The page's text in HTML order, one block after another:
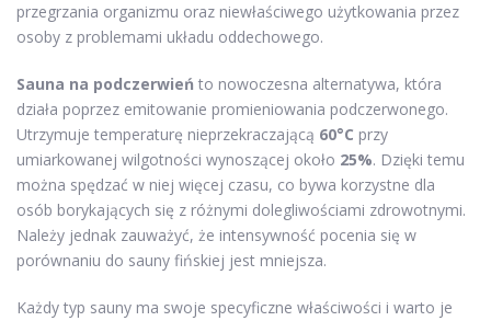
przegrzania organizmu oraz niewłaściwego użytkowania przez
osoby z problemami układu oddechowego.
Sauna na podczerwień to nowoczesna alternatywa, która
działa poprzez emitowanie promieniowania podczerwonego.
Utrzymuje temperaturę nieprzekraczającą 60°C przy
umiarkowanej wilgotności wynoszącej około 25%. Dzięki temu
można spędzać w niej więcej czasu, co bywa korzystne dla
osób borykających się z różnymi dolegliwościami zdrowotnymi.
Należy jednak zauważyć, że intensywność pocenia się w
porównaniu do sauny fińskiej jest mniejsza.
Każdy typ sauny ma swoje specyficzne właściwości i warto je